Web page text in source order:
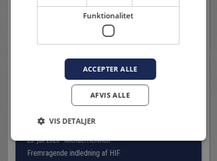
HANSA ROSTOCK
10. juli 2026 - Klaus Moe
25. juli 2026 - Michael Hentrich
Fremragende indledning af HIF.
Funktionalitet
ACCEPTER ALLE
AFVIS ALLE
VIS DETALJER